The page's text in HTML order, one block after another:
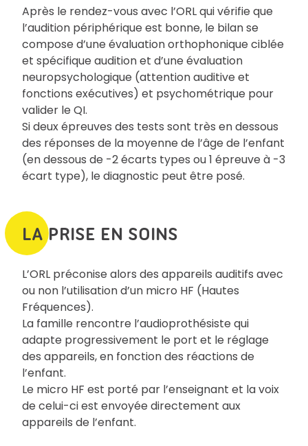
Après le rendez-vous avec l’ORL qui vérifie que
l’audition périphérique est bonne, le bilan se
compose d’une évaluation orthophonique ciblée
et spécifique audition et d’une évaluation
neuropsychologique (attention auditive et
fonctions exécutives) et psychométrique pour
valider le QI.
Si deux épreuves des tests sont très en dessous
des réponses de la moyenne de l’âge de l’enfant
(en dessous de -2 écarts types ou 1 épreuve à -3
écart type), le diagnostic peut être posé.
LA PRISE EN SOINS
L’ORL préconise alors des appareils auditifs avec
ou non l’utilisation d’un micro HF (Hautes
Fréquences).
La famille rencontre l’audioprothésiste qui
adapte progressivement le port et le réglage
des appareils, en fonction des réactions de
l’enfant.
Le micro HF est porté par l’enseignant et la voix
de celui-ci est envoyée directement aux
appareils de l’enfant.